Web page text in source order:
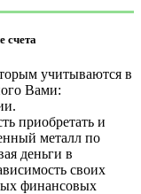
счета
учитываются в
Вами:
приобретать и
металл по
деньги в
своих
финансовых